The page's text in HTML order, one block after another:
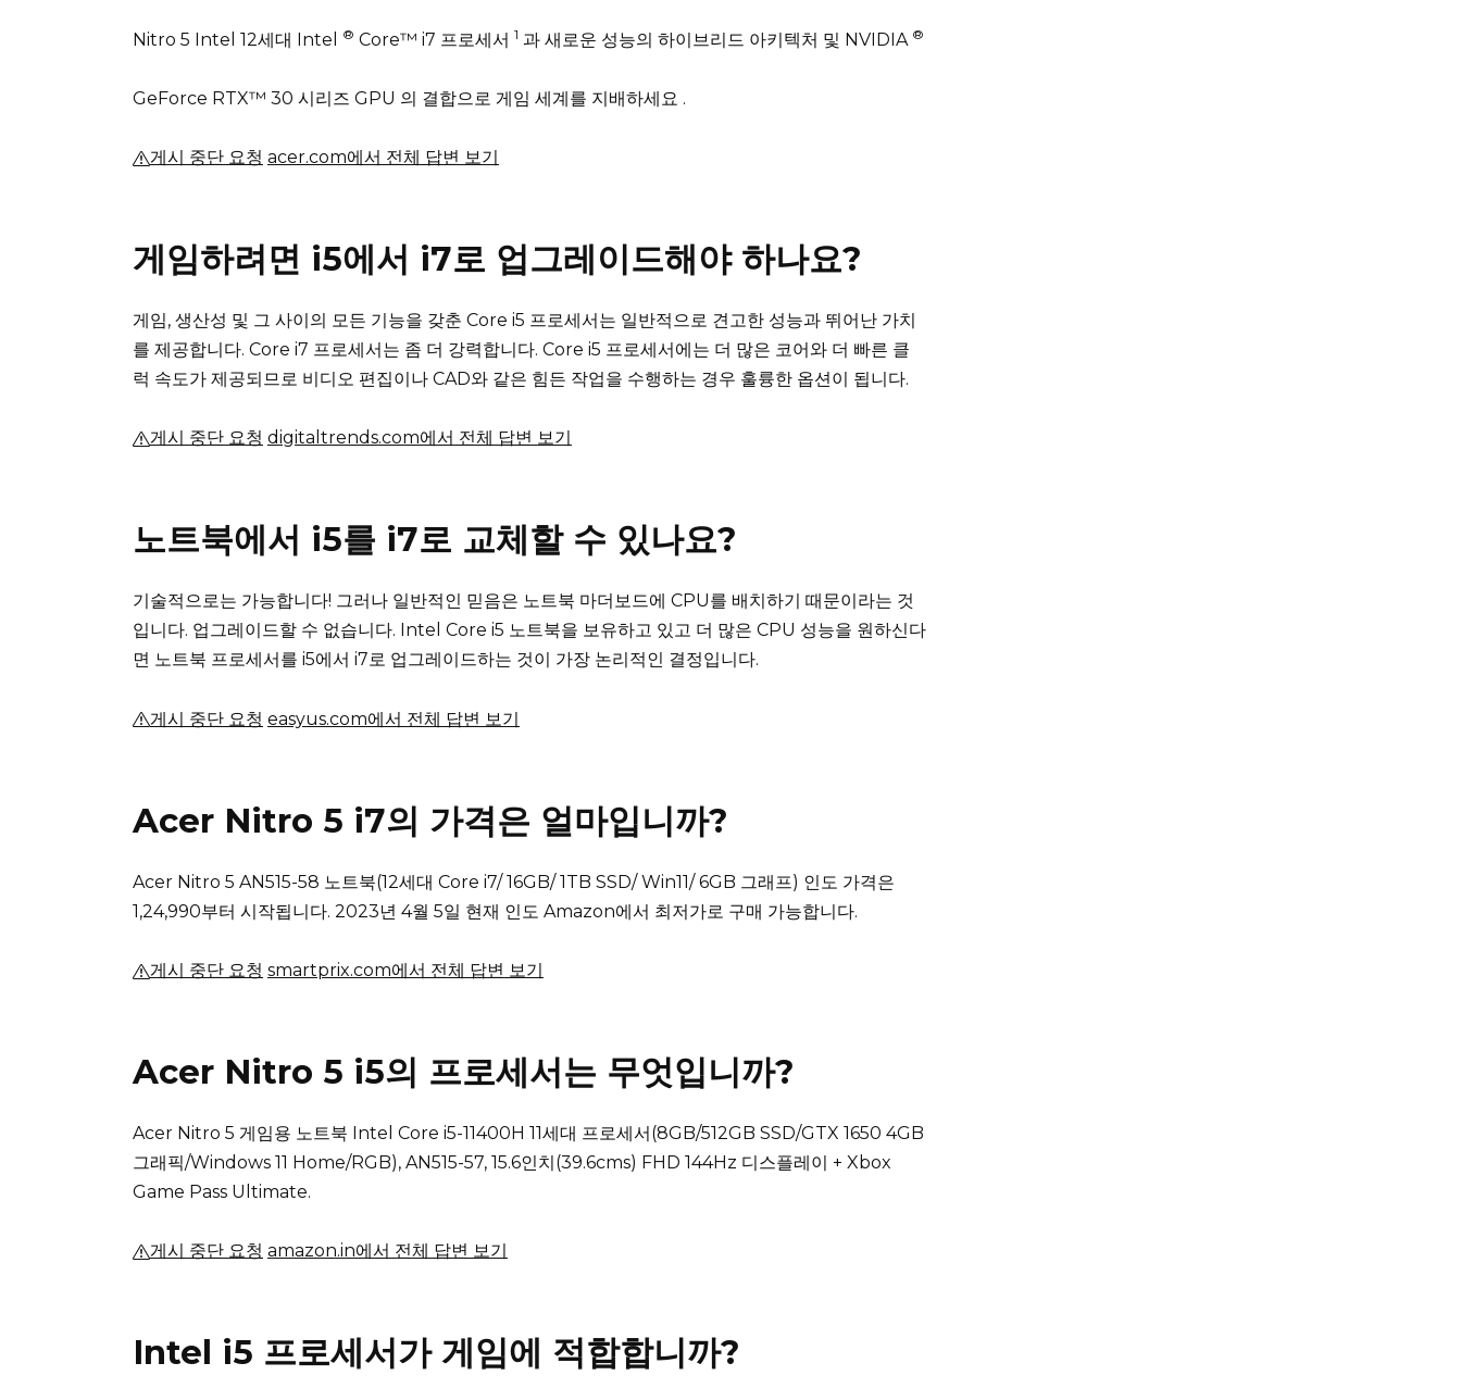
Nitro 5 Intel 12세대 Intel ® Core™ i7 프로세서 1 과 새로운 성능의 하이브리드 아키텍처 및 NVIDIA ®
GeForce RTX™ 30 시리즈 GPU 의 결합으로 게임 세계를 지배하세요 .
게시 중단 요청 acer.com에서 전체 답변 보기
게임하려면 i5에서 i7로 업그레이드해야 하나요?
게임, 생산성 및 그 사이의 모든 기능을 갖춘 Core i5 프로세서는 일반적으로 견고한 성능과 뛰어난 가치
를 제공합니다. Core i7 프로세서는 좀 더 강력합니다. Core i5 프로세서에는 더 많은 코어와 더 빠른 클
럭 속도가 제공되므로 비디오 편집이나 CAD와 같은 힘든 작업을 수행하는 경우 훌륭한 옵션이 됩니다.
게시 중단 요청 digitaltrends.com에서 전체 답변 보기
노트북에서 i5를 i7로 교체할 수 있나요?
기술적으로는 가능합니다! 그러나 일반적인 믿음은 노트북 마더보드에 CPU를 배치하기 때문이라는 것
입니다. 업그레이드할 수 없습니다. Intel Core i5 노트북을 보유하고 있고 더 많은 CPU 성능을 원하신다
면 노트북 프로세서를 i5에서 i7로 업그레이드하는 것이 가장 논리적인 결정입니다.
게시 중단 요청 easyus.com에서 전체 답변 보기
Acer Nitro 5 i7의 가격은 얼마입니까?
Acer Nitro 5 AN515-58 노트북(12세대 Core i7/ 16GB/ 1TB SSD/ Win11/ 6GB 그래프) 인도 가격은
₹1,24,990부터 시작됩니다. 2023년 4월 5일 현재 인도 Amazon에서 최저가로 구매 가능합니다.
게시 중단 요청 smartprix.com에서 전체 답변 보기
Acer Nitro 5 i5의 프로세서는 무엇입니까?
Acer Nitro 5 게임용 노트북 Intel Core i5-11400H 11세대 프로세서(8GB/512GB SSD/GTX 1650 4GB
그래픽/Windows 11 Home/RGB), AN515-57, 15.6인치(39.6cms) FHD 144Hz 디스플레이 + Xbox
Game Pass Ultimate.
게시 중단 요청 amazon.in에서 전체 답변 보기
Intel i5 프로세서가 게임에 적합합니까?